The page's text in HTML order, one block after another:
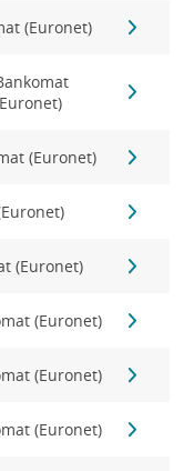
(Euronet)
(Euronet)
(Euronet)
(Euronet)
(Euronet)
(Euronet)